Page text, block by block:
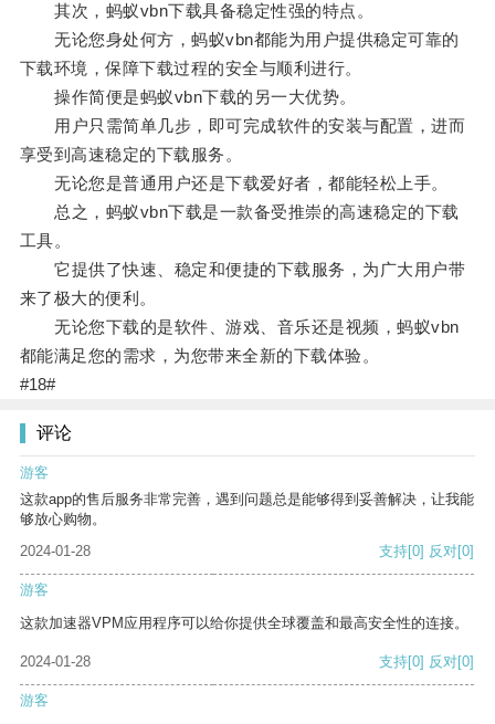
其次，蚂蚁vbn下载具备稳定性强的特点。
无论您身处何方，蚂蚁vbn都能为用户提供稳定可靠的
下载环境，保障下载过程的安全与顺利进行。
操作简便是蚂蚁vbn下载的另一大优势。
用户只需简单几步，即可完成软件的安装与配置，进而
享受到高速稳定的下载服务。
无论您是普通用户还是下载爱好者，都能轻松上手。
总之，蚂蚁vbn下载是一款备受推崇的高速稳定的下载
工具。
它提供了快速、稳定和便捷的下载服务，为广大用户带
来了极大的便利。
无论您下载的是软件、游戏、音乐还是视频，蚂蚁vbn
都能满足您的需求，为您带来全新的下载体验。
#18#
评论
游客
这款app的售后服务非常完善，遇到问题总是能够得到妥善解决，让我能
够放心购物。
2024-01-28
支持[0] 反对[0]
游客
这款加速器VPM应用程序可以给你提供全球覆盖和最高安全性的连接。
2024-01-28 支持[0] 反对[0]
游客